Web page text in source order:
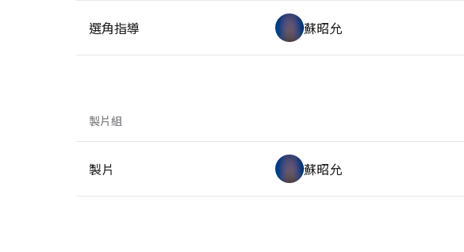
選角指導 蘇昭允
製片組
製片 蘇昭允